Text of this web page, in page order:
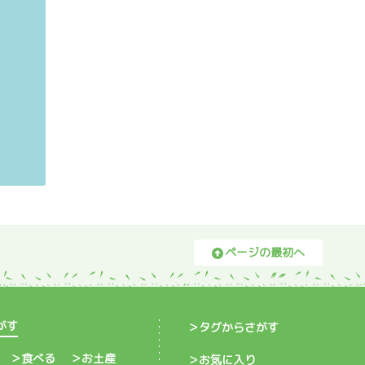
ページの最初へ
す
食べる お土産
タグからさがす
お気に入り